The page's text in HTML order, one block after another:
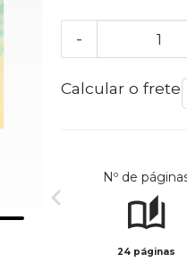
-
Calcular o frete
Nº de
24 páginas